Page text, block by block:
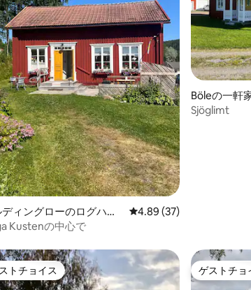
つ星中5.0つ星の平均評価
ディングローのログハウ
レビュー37件、5つ星中
4.89 (37)
Kustenの中心で
Böleの一軒
Sjöglimt
トチョイス
トチョイス ゲストチョ
ゲストチョ